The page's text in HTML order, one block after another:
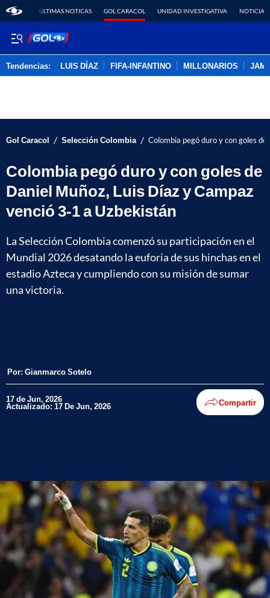
ÚLTIMAS NOTICAS GOL CARACOL UNIDAD INVESTIGATIVA NOTICIAS
Tendencias: LUIS DÍAZ FIFA-INFANTINO MILLONARIOS
Gol Caracol / Selección Colombia / Colombia pegó duro y con goles
Colombia pegó duro y con goles de
Daniel Muñoz, Luis Díaz y Campaz
venció 3-1 a Uzbekistán
La Selección Colombia comenzó su participación en el
Mundial 2026 desatando la euforia de sus hinchas en el
estadio Azteca y cumpliendo con su misión de sumar
una victoria.
Por: Gianmarco Sotelo
17 de Jun, 2026
Actualizado: 17 De Jun, 2026 Compartir